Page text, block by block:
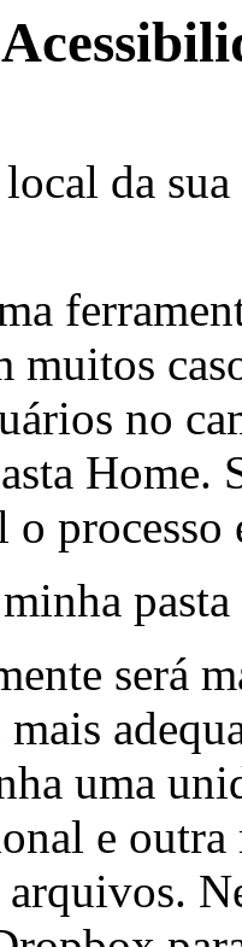
da
muitos
no
Home.
processo
será
uma
e
arquivos.